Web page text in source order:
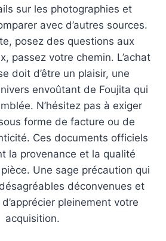
sur les photographies et
avec d’autres sources.
posez des questions aux
passez votre chemin. L’achat
doit d’être un plaisir, une
envoûtant de Foujita qui
N’hésitez pas à exiger
forme de facture ou de
Ces documents officiels
la provenance et la qualité
Une sage précaution qui
déconvenues et
pleinement votre
acquisition.